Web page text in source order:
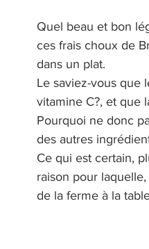
Repas enfants Repas
Cuisson Lente et Plats Mijotés
Quel beau et bon
ces frais choux de
dans un plat.
Le saviez-vous que
vitamine C?, et que
Pourquoi ne donc
des autres
Ce qui est certain,
raison pour
de la ferme à la